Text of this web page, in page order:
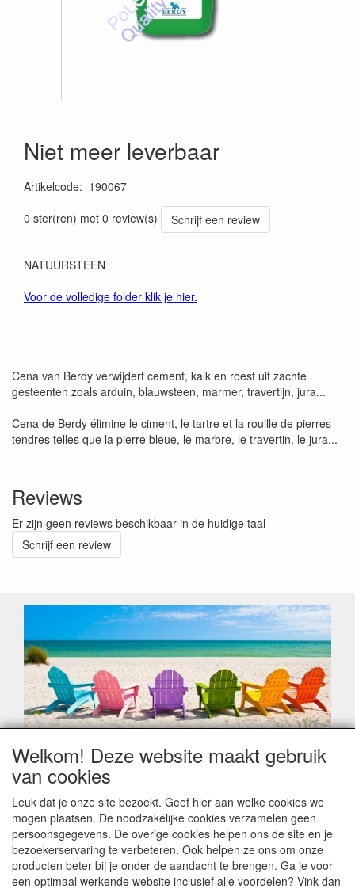
Niet meer leverbaar
Artikelcode: 190067
0 ster(ren) met 0 review(s)
Schrijf een review
NATUURSTEEN
Voor de volledige folder klik je hier.
Cena van Berdy verwijdert cement, kalk en roest uit zachte
gesteenten zoals arduin, blauwsteen, marmer, travertijn, jura...
Cena de Berdy élimine le ciment, le tartre et la rouille de pierres
tendres telles que la pierre bleue, le marbre, le travertin, le jura...
Reviews
Er zijn geen reviews beschikbaar in de huidige taal
Schrijf een review
Geachte klant,
Zoals elk jaar zorgt de verlofperiode, naast een hoop
leveringsproblemen.
Sommige fabrikanten sluiten of werken met een
vakantiebezetting.
Bestellingen die vanaf +/- 15 juli geplaatst worden kunnen
hierdoor vertraging oplopen. Wanneer die voorradig is en alle
Welkom! Deze website maakt gebruik
van cookies
Leuk dat je onze site bezoekt. Geef hier aan welke cookies we
mogen plaatsen. De noodzakelijke cookies verzamelen geen
persoonsgegevens. De overige cookies helpen ons de site en je
bezoekerservaring te verbeteren. Ook helpen ze ons om onze
producten beter bij je onder de aandacht te brengen. Ga je voor
een optimaal werkende website inclusief alle voordelen? Vink dan